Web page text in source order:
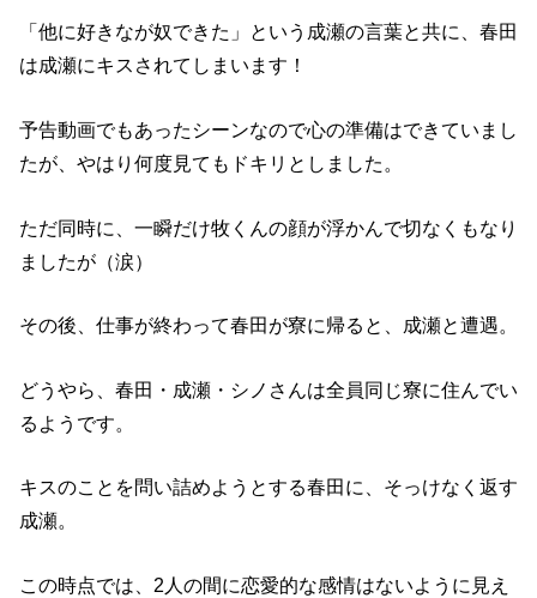
「他に好きなが奴できた」という成瀬の言葉と共に、春田
は成瀬にキスされてしまいます！
予告動画でもあったシーンなので心の準備はできていまし
たが、やはり何度見てもドキリとしました。
ただ同時に、一瞬だけ牧くんの顔が浮かんで切なくもなり
ましたが（涙）
その後、仕事が終わって春田が寮に帰ると、成瀬と遭遇。
どうやら、春田・成瀬・シノさんは全員同じ寮に住んでい
るようです。
キスのことを問い詰めようとする春田に、そっけなく返す
成瀬。
この時点では、2人の間に恋愛的な感情はないように見え